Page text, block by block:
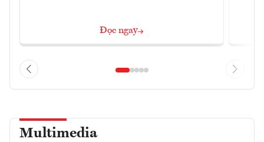
Đọc ngay
Multimedia